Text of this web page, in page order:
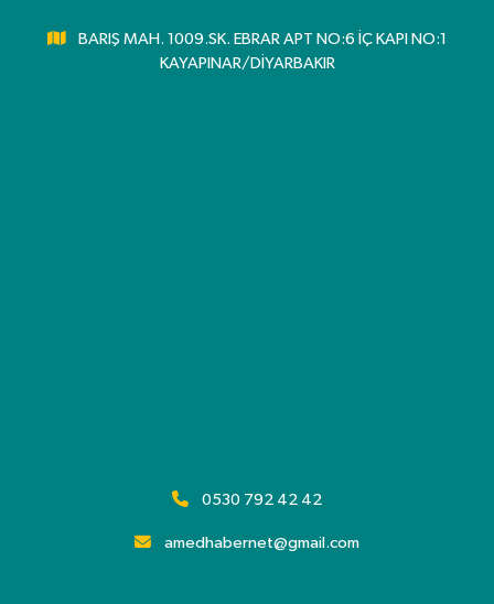
BARIŞ MAH. 1009.SK. EBRAR APT NO:6 İÇ KAPI NO:1
KAYAPINAR/DİYARBAKIR
0530 792 42 42
amedhabernet@gmail.com